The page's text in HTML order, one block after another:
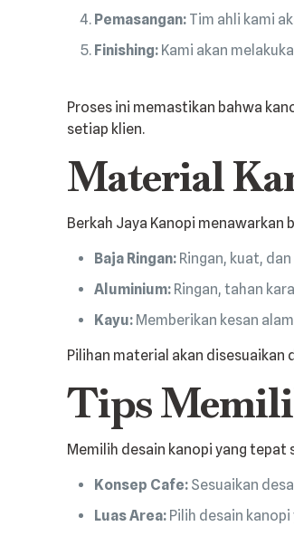
Pemasangan: Tim ahli kami
Finishing: Kami akan
Proses ini memastikan bahwa
setiap klien.
Material
Berkah Jaya Kanopi menawarkan
Baja Ringan: Ringan, kuat,
Aluminium: Ringan, tahan
Kayu: Memberikan kesan
Pilihan material akan disesuaikan
Tips
Memilih desain kanopi yang
Konsep Cafe: Sesuaikan
Luas Area: Pilih desain